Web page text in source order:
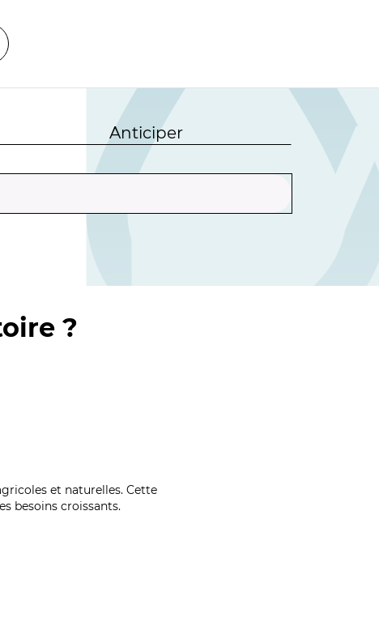
Anticiper
?
et naturelles. Cette
besoins croissants.